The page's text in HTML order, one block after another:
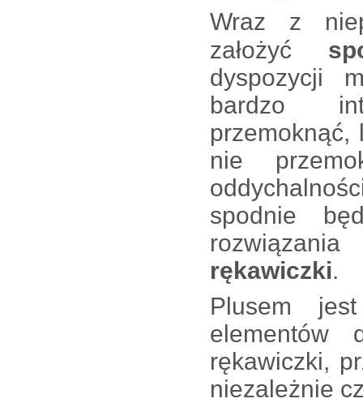
Wraz z
założyć
dyspozycji
bardzo
nie
spodnie
rękawiczki.
Plusem
rękawiczki,
niezależnie